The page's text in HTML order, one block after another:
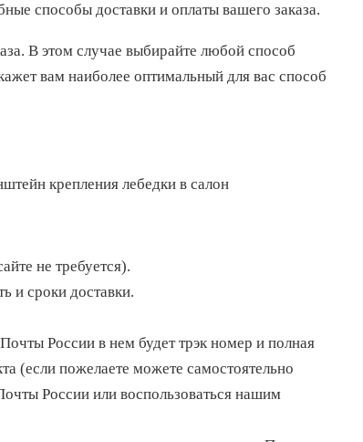
способы доставки и оплаты вашего заказа.
В этом случае выбирайте любой способ
вам наиболее оптимальный для вас способ
не требуется).
и сроки доставки.
России в нем будет трэк номер и полная
(если пожелаете можете самостоятельно
России или воспользоваться нашим